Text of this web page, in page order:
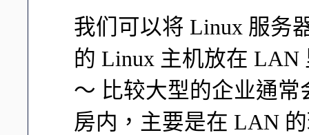
我们可以将 Linux 服务
的 Linux 主机放在 LAN
～ 比较大型的企业通
房内，主要是在 LAN